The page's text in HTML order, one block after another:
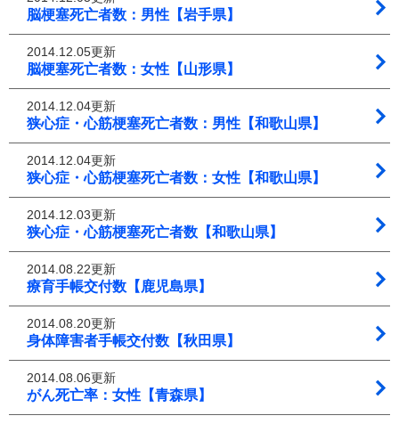
脳梗塞死亡者数：男性【岩手県】
2014.12.05更新
脳梗塞死亡者数：女性【山形県】
2014.12.04更新
狭心症・心筋梗塞死亡者数：男性【和歌山県】
2014.12.04更新
狭心症・心筋梗塞死亡者数：女性【和歌山県】
2014.12.03更新
狭心症・心筋梗塞死亡者数【和歌山県】
2014.08.22更新
療育手帳交付数【鹿児島県】
2014.08.20更新
身体障害者手帳交付数【秋田県】
2014.08.06更新
がん死亡率：女性【青森県】